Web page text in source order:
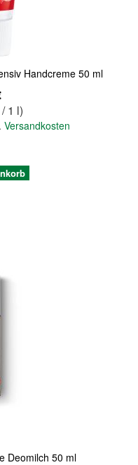
Handcreme 50 ml
/ 1 l)
Versandkosten
Deomilch 50 ml